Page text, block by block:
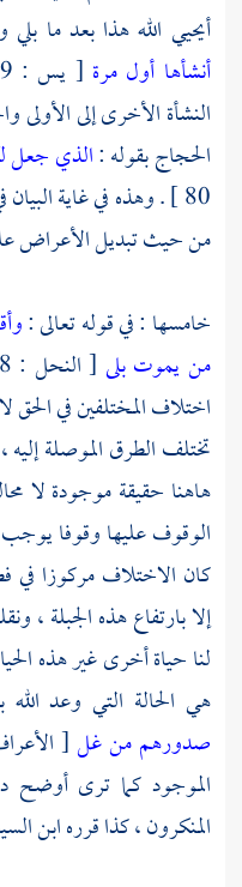
أيحيي الله هذا بعد ما
أنشأها أول مرة
النشأة الأخرى إلى الأولى
الحجاج بقوله :الذي جعل
80 ] . وهذه في غاية
من حيث تبديل الأعراض
خامسها : في قوله تعالى :
من يموت بلى
اختلاف المختلفين في الحق
تختلف الطرق الموصلة
هاهنا حقيقة موجودة لا
الوقوف عليها وقوفا
كان الاختلاف مركوزا في
إلا بارتفاع هذه الجبلة
لنا حياة أخرى غير هذه
هي الحالة التي وعد الله
صدورهم من غل
الموجود كما ترى أوضح
المنكرون ، كذا قرره ابن